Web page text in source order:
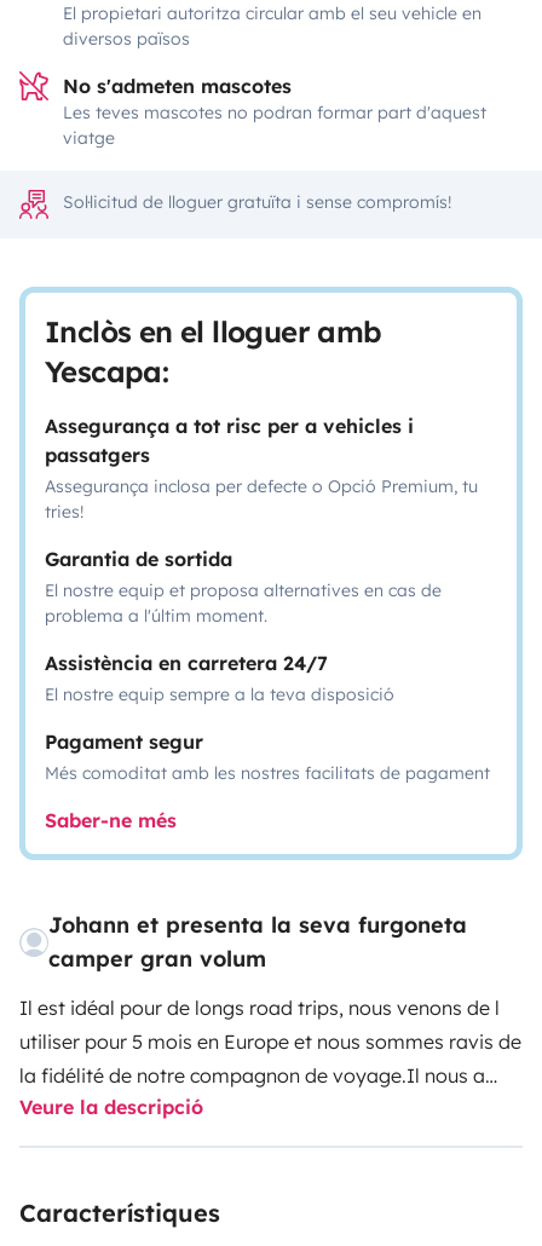
El propietari autoritza circular amb el seu vehicle en
diversos països
No s'admeten mascotes
Les teves mascotes no podran formar part d'aquest
viatge
Sol·licitud de lloguer gratuïta i sense compromís!
Inclòs en el lloguer amb
Yescapa:
Assegurança a tot risc per a vehicles i
passatgers
Assegurança inclosa per defecte o Opció Premium, tu
tries!
Garantia de sortida
El nostre equip et proposa alternatives en cas de
problema a l'últim moment.
Assistència en carretera 24/7
El nostre equip sempre a la teva disposició
Pagament segur
Més comoditat amb les nostres facilitats de pagament
Saber-ne més
Johann et presenta la seva furgoneta
camper gran volum
Il est idéal pour de longs road trips, nous venons de l
utiliser pour 5 mois en Europe et nous sommes ravis de
la fidélité de notre compagnon de voyage.Il nous a
offert tout le confort que nous avions besoin, en nous
permettant de nous tenir debout partout et un bel
2 lits doubles distincts et séparés par une porte si
Veure la descripció
Característiques